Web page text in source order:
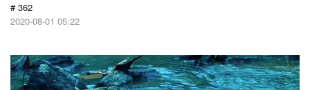
# 362
2020-08-01 05:22